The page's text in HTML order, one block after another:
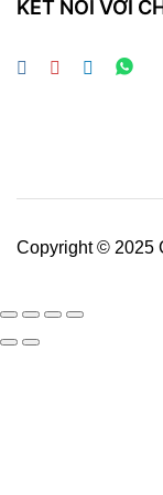
KẾT NỐI VỚI
Copyright © 2025